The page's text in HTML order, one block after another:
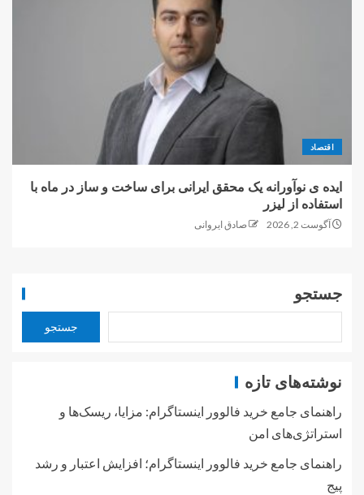
اقتصاد
ایده ی نوآورانه یک محقق ایرانی برای ساخت و ساز در ماه با
استفاده از لیزر
آگوست 2, 2026 صادق ایروانی
جستجو
جستجو
نوشته‌های تازه
راهنمای جامع خرید فالوور اینستاگرام: مزایا، ریسک‌ها و
استراتژی‌های امن
راهنمای جامع خرید فالوور اینستاگرام؛ افزایش اعتبار و رشد
پیج